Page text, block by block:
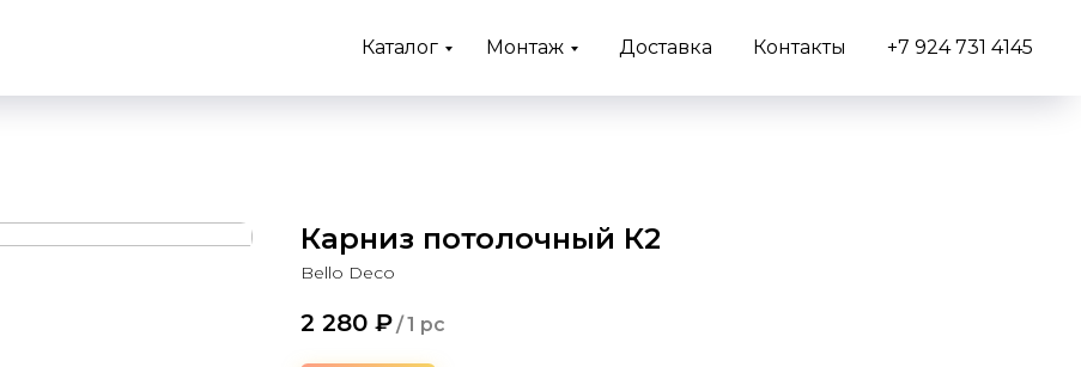
Каталог Монтаж Доставка Контакты +7 924 731 4145
Карниз потолочный К2
Bello Deco
2 280 ₽/1 pc